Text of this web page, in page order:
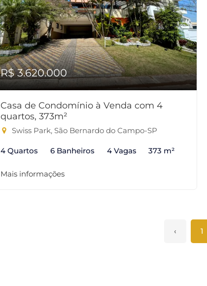
R$ 3.620.000
Casa de Condomínio à Venda com 4
quartos, 373m²
Swiss Park, São Bernardo do Campo-SP
4 Quartos 6 Banheiros 4 Vagas 373 m²
Mais informações
‹ 1